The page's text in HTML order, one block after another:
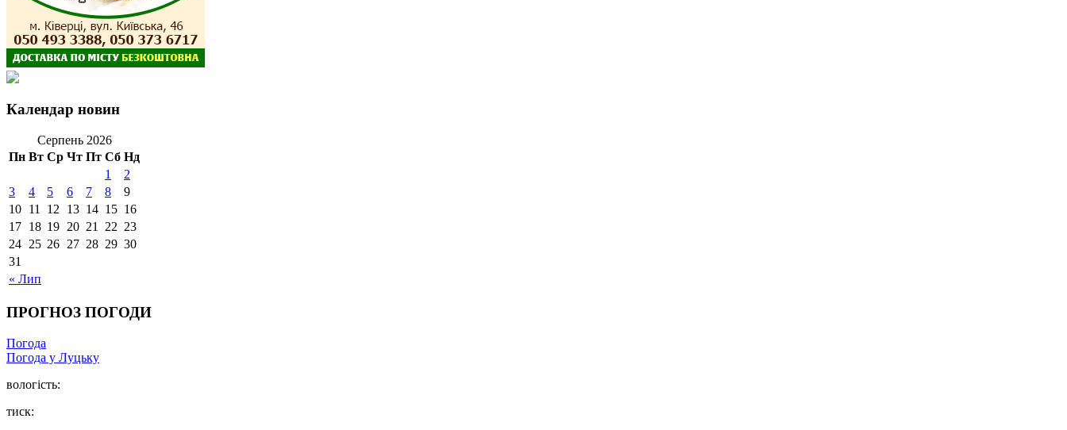
Календар новин
Серпень 2026
Пн Вт Ср Чт Пт Сб Нд
« Лип
1
2
3
4 5 6 7 8
9
10 11 12 13 14 15 16
17 18 19 20 21 22 23
24 25 26 27 28 29 30
31
ПРОГНОЗ ПОГОДИ
Погода
Погода у Луцьку
вологість:
тиск: